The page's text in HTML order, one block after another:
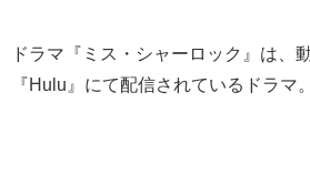
ドラマ『ミス・シャーロック』は、
『Hulu』にて配信されているドラマ。